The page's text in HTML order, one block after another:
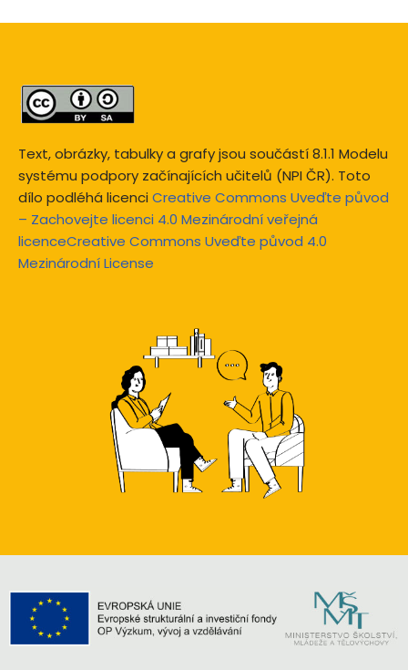
Text, obrázky, tabulky a grafy jsou součástí 8.1.1 Modelu
systému podpory začínajících učitelů (NPI ČR). Toto
dílo podléhá licenciCreative Commons Uveďte původ
– Zachovejte licenci 4.0 Mezinárodní veřejná
licenceCreative Commons Uveďte původ 4.0
Mezinárodní License